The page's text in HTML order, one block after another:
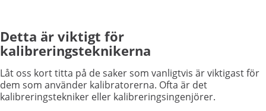
Detta är viktigt för
kalibreringsteknikerna
Låt oss kort titta på de saker som vanligtvis är viktigast för
dem som använder kalibratorerna. Ofta är det
kalibreringstekniker eller kalibreringsingenjörer.